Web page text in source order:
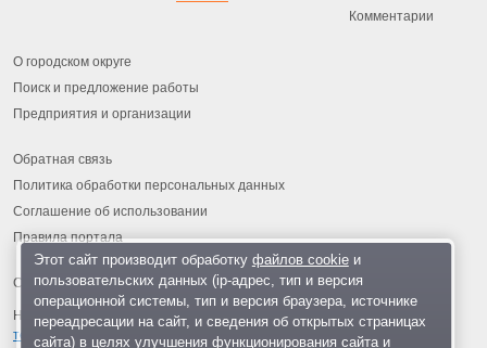
Комментарии
О городском округе
Поиск и предложение работы
Предприятия и организации
Обратная связь
Политика обработки персональных данных
Соглашение об использовании
Правила портала
На информационном ресурсе применяются рекомендательные
технологии
Этот сайт производит обработку файлов cookieи
пользовательских данных (ip-адрес, тип и версия
операционной системы, тип и версия браузера, источнике
переадресации на сайт, и сведения об открытых страницах
сайта) в целях улучшения функционирования сайта и